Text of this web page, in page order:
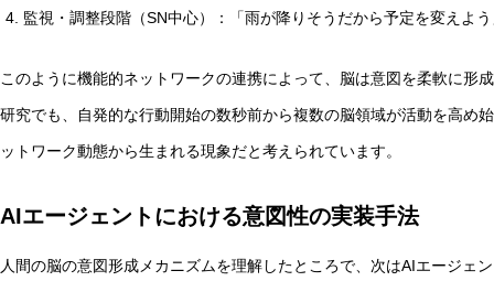
監視・調整段階（SN中心）：「雨が降りそうだから予定を変えよ
このように機能的ネットワークの連携によって、脳は意図を柔軟に形
研究でも、自発的な行動開始の数秒前から複数の脳領域が活動を高め
ットワーク動態から生まれる現象だと考えられています。
AIエージェントにおける意図性の実装手法
人間の脳の意図形成メカニズムを理解したところで、次はAIエージェ